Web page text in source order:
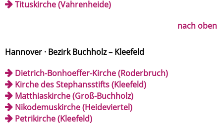
Tituskirche (Vahrenheide)
nach oben
Hannover · Bezirk Buchholz – Kleefeld
Dietrich-Bonhoeffer-Kirche (Roderbruch)
Kirche des Stephansstifts (Kleefeld)
Matthiaskirche (Groß-Buchholz)
Nikodemuskirche (Heideviertel)
Petrikirche (Kleefeld)